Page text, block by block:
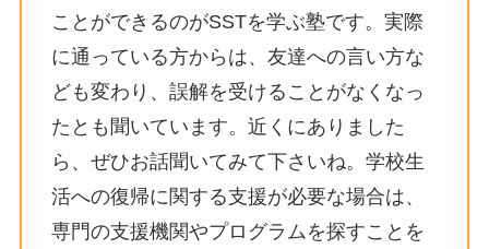
ことができるのがSSTを学ぶ塾です。実際
に通っている方からは、友達への言い方な
ども変わり、誤解を受けることがなくなっ
たとも聞いています。近くにありました
ら、ぜひお話聞いてみて下さいね。学校生
活への復帰に関する支援が必要な場合は、
専門の支援機関やプログラムを探すことを